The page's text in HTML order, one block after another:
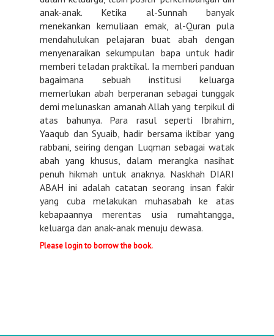
anak-anak. Ketika al-Sunnah banyak
menekankan kemuliaan emak, al-Quran pula
mendahulukan pelajaran buat abah dengan
menyenaraikan sekumpulan bapa untuk hadir
memberi teladan praktikal. Ia memberi panduan
bagaimana sebuah institusi keluarga
memerlukan abah berperanan sebagai tunggak
demi melunaskan amanah Allah yang terpikul di
atas bahunya. Para rasul seperti Ibrahim,
Yaaqub dan Syuaib, hadir bersama iktibar yang
rabbani, seiring dengan Luqman sebagai watak
abah yang khusus, dalam merangka nasihat
penuh hikmah untuk anaknya. Naskhah DIARI
ABAH ini adalah catatan seorang insan fakir
yang cuba melakukan muhasabah ke atas
kebapaannya merentas usia rumahtangga,
keluarga dan anak-anak menuju dewasa.
Please login to borrow the book.